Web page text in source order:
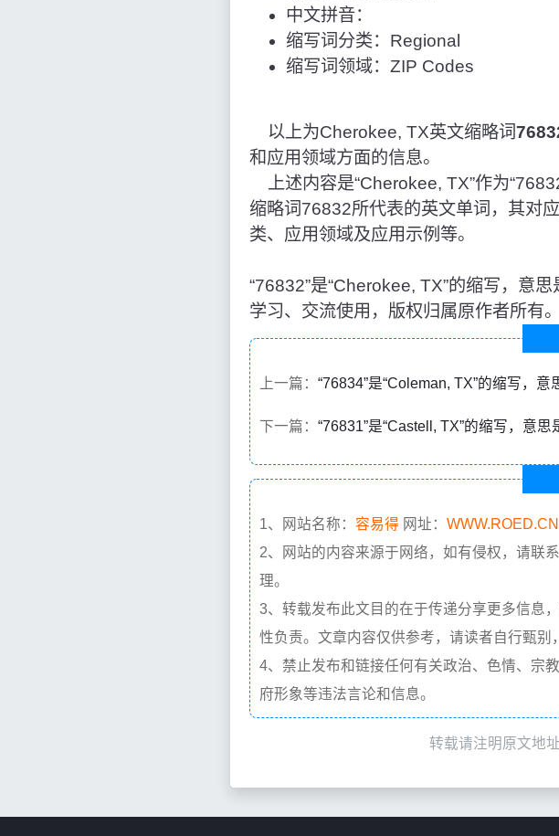
中文拼音：
缩写词分类：Regional
缩写词领域：ZIP Codes
以上为Cherokee, TX英文缩略词
和应用领域方面的信息。
上述内容是“Cherokee, TX”作为
缩略词76832所代表的英文单词，其对
类、应用领域及应用示例等。
“76832”是“Cherokee, TX”的缩写，意
学习、交流使用，版权归属原作者所有
上一篇： “76834”是“Coleman, TX”的缩写，意
下一篇： “76831”是“Castell, TX”的缩写，意思
1、网站名称： 容易得 网址： WWW.ROED.CN
2、网站的内容来源于网络，如有侵权，请联系
理。
3、转载发布此文目的在于传递分享更多信息
性负责。文章内容仅供参考，请读者自行甄别
4、禁止发布和链接任何有关政治、色情、宗
府形象等违法言论和信息。
转载请注明原文地